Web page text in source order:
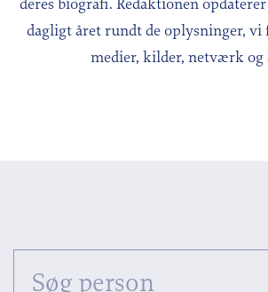
deres biografi. Redaktionen
dagligt året rundt de oplysninger, vi
medier, kilder, netværk og